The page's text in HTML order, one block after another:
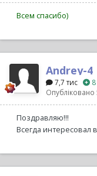
Всем спасибо)
Andrey-4
7,7 тис
8
Опубліковано
Поздравляю!!!
Всегда